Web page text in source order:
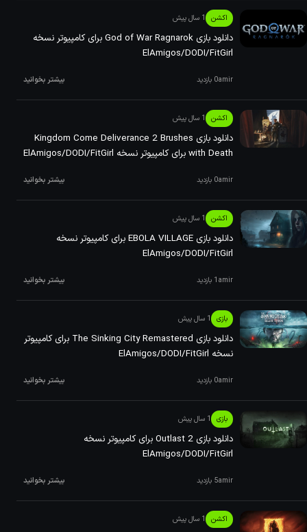
اکشن 1 سال پیش
دانلود بازی ‏God of War Ragnarok برای کامپیوتر نسخه
ElAmigos/DODI/FitGirl
amir0 بازدید بیشتر بخوانید
اکشن 1 سال پیش
دانلود بازی ‏Kingdom Come Deliverance 2 Brushes
with Death برای کامپیوتر نسخه ElAmigos/DODI/FitGirl
amir0 بازدید بیشتر بخوانید
اکشن 1 سال پیش
دانلود بازی ‏EBOLA VILLAGE برای کامپیوتر نسخه
ElAmigos/DODI/FitGirl
amir1 بازدید بیشتر بخوانید
بازی 1 سال پیش
دانلود بازی ‏The Sinking City Remastered برای کامپیوتر
نسخه ElAmigos/DODI/FitGirl
amir0 بازدید بیشتر بخوانید
بازی 1 سال پیش
دانلود بازی ‏Outlast 2 برای کامپیوتر نسخه
ElAmigos/DODI/FitGirl
amir5 بازدید بیشتر بخوانید
اکشن 1 سال پیش